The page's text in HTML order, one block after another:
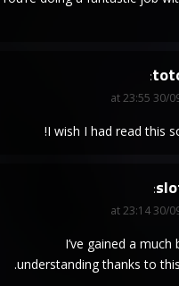
30/09/
I wish I had read this
30/09/
I’ve gained a much
understanding thanks to